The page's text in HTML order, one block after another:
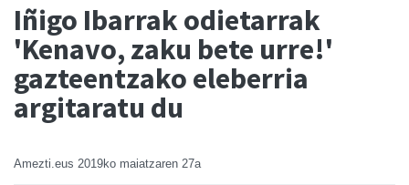
Iñigo Ibarrak odietarrak
'Kenavo, zaku bete urre!'
gazteentzako eleberria
argitaratu du
Amezti.eus 2019ko maiatzaren 27a